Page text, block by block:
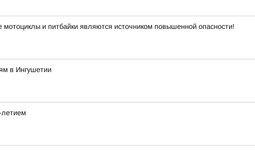
и питбайки являются источником повышенной опасности!
в Ингушетии
летием